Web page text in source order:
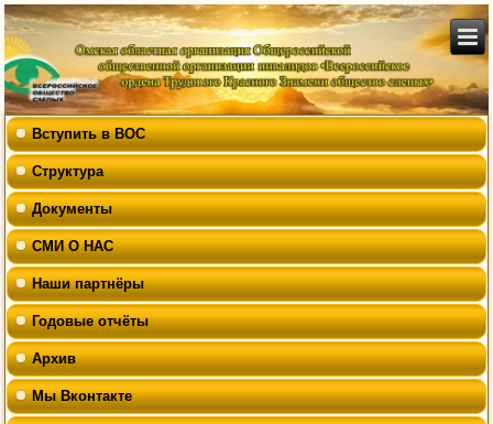
Вступить в ВОС
Структура
Документы
СМИ О НАС
Наши партнёры
Годовые отчёты
Архив
Мы Вконтакте